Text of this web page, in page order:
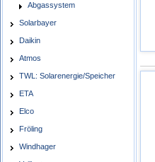
Abgassystem
Solarbayer
Daikin
Atmos
TWL: Solarenergie/Speicher
ETA
Elco
Fröling
Windhager